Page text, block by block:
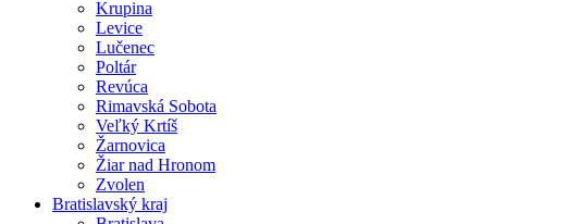
Krupina
Levice
Lučenec
Poltár
Revúca
Rimavská Sobota
Veľký Krtíš
Žarnovica
Žiar nad Hronom
Zvolen
Bratislavský kraj